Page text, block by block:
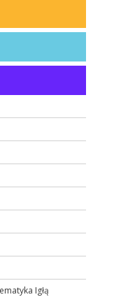
Igłą